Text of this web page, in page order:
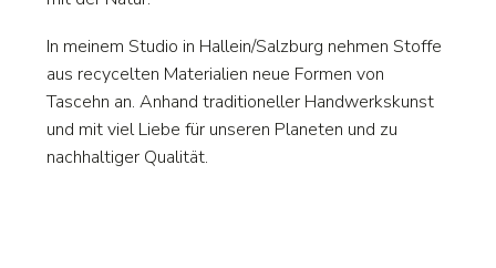
In meinem Studio in Hallein/Salzburg nehmen Stoffe
aus recycelten Materialien neue Formen von
Tascehn an. Anhand traditioneller Handwerkskunst
und mit viel Liebe für unseren Planeten und zu
nachhaltiger Qualität.